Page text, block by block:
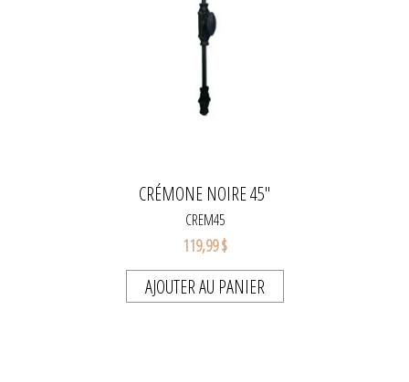
CRÉMONE NOIRE 45"
CREM45
119,99 $
AJOUTER AU PANIER